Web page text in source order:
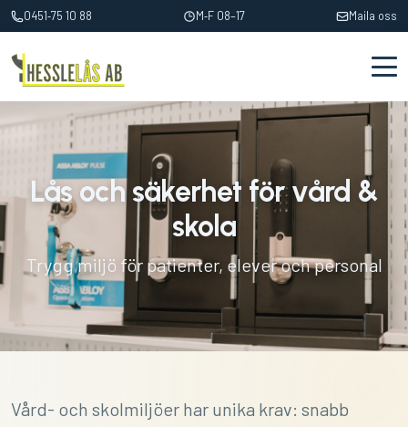
0451‑75 10 88 M‑F 08–17 Maila oss
Lås och säkerhet för vård &
skola
Trygg miljö för patienter, elever och personal
Vård- och skolmiljöer har unika krav: snabb